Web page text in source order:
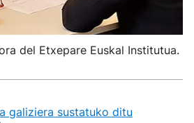
del Etxepare Euskal Institutua.
galiziera sustatuko ditu